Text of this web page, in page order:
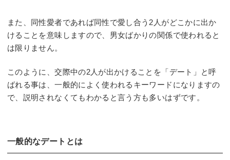
また、同性愛者であれば同性で愛し合う2人がどこかに出か
けることを意味しますので、男女ばかりの関係で使われると
は限りません。
このように、交際中の2人が出かけることを「デート」と呼
ばれる事は、一般的によく使われるキーワードになりますの
で、説明されなくてもわかると言う方も多いはずです。
一般的なデートとは